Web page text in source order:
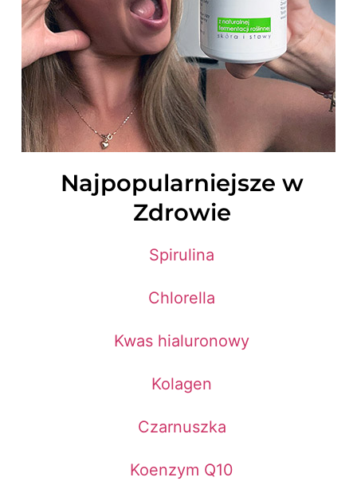
Najpopularniejsze w
Zdrowie
Spirulina
Chlorella
Kwas hialuronowy
Kolagen
Czarnuszka
Koenzym Q10